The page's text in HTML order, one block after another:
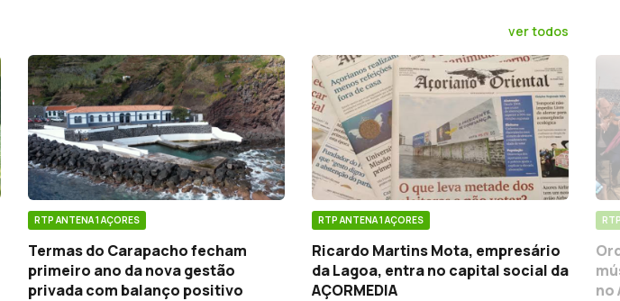
ver todos
RTP ANTENA 1 AÇORES
Termas do Carapacho fecham
primeiro ano da nova gestão
privada com balanço positivo
RTP ANTENA 1 AÇORES
Ricardo Martins Mota, empresário
da Lagoa, entra no capital social da
AÇORMEDIA
no